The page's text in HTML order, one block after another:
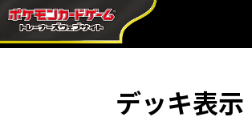
デッキ表示